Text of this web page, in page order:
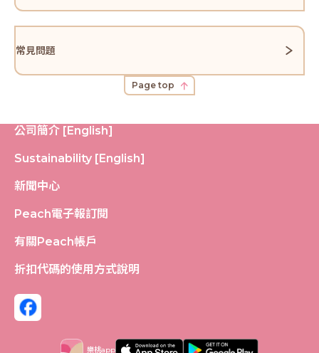
常見問題
Page top
公司簡介 [English]
Sustainability [English]
新聞中心
Peach電子報訂閱
有關Peach帳戶
折扣代碼的使用方式說明
樂桃app